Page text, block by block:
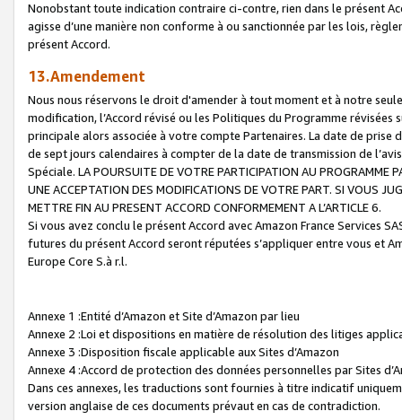
Nonobstant toute indication contraire ci-contre, rien dans le présent
agisse d’une manière non conforme à ou sanctionnée par les lois,
présent Accord.
13.Amendement
Nous nous réservons le droit d'amender à tout moment et à notre
modification, l’Accord révisé ou les Politiques du Programme
principale alors associée à votre compte Partenaires. La date de
de sept jours calendaires à compter de la date de transmission de
Spéciale. LA POURSUITE DE VOTRE PARTICIPATION AU PROGRAMME
UNE ACCEPTATION DES MODIFICATIONS DE VOTRE PART. SI VOUS
METTRE FIN AU PRESENT ACCORD CONFORMEMENT A L’ARTICLE 6.
Si vous avez conclu le présent Accord avec Amazon France Services
futures du présent Accord seront réputées s’appliquer entre vous et
Europe Core S.à r.l.
Annexe 1 :Entité d’Amazon et Site d’Amazon par lieu
Annexe 2 :Loi et dispositions en matière de résolution des litiges
Annexe 3 :Disposition fiscale applicable aux Sites d’Amazon
Annexe 4 :Accord de protection des données personnelles par Sites
Dans ces annexes, les traductions sont fournies à titre indicatif
version anglaise de ces documents prévaut en cas de contradiction.